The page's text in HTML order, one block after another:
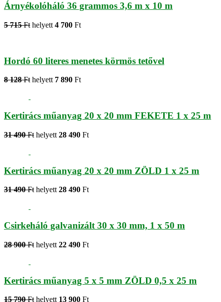
Árnyékolóháló 36 grammos 3,6 m x 10 m
5 715 Ft helyett 4 700 Ft
Hordó 60 literes menetes körmös tetővel
8 128 Fthelyett 7 890 Ft
Kertirács műanyag 20 x 20 mm FEKETE 1 x 25 m
31 490 Ft helyett 28 490 Ft
Kertirács műanyag 20 x 20 mm ZÖLD 1 x 25 m
31 490 Ft helyett 28 490 Ft
Csirkeháló galvanizált 30 x 30 mm, 1 x 50 m
28 900 Ft helyett 22 490 Ft
Kertirács műanyag 5 x 5 mm ZÖLD 0,5 x 25 m
15 790 Ft helyett 13 900 Ft